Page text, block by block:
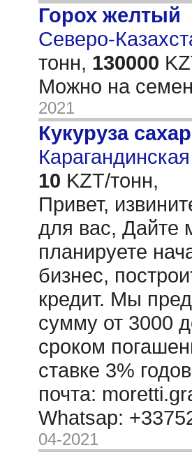
Горох желтый
Северо-
тонн, 130000
Можно на
2021
Кукуруза
10 KZT/тонн,
Привет,
для вас, Дайте
планируете
бизнес,
кредит. Мы
сумму от 3000
сроком
ставке 3%
почта:
Whatsap:
04-2021